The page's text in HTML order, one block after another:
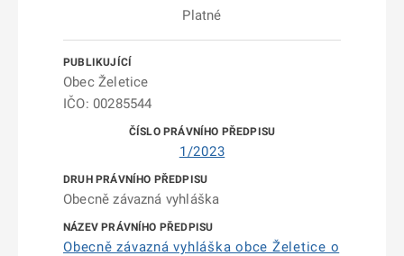
Platné
Obec Želetice
IČO: 00285544
1/2023
Obecně závazná vyhláška
Obecně závazná vyhláška obce Želetice o